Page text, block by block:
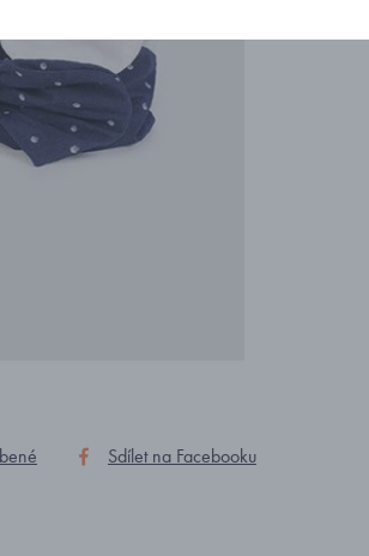
Sdílet na Facebooku